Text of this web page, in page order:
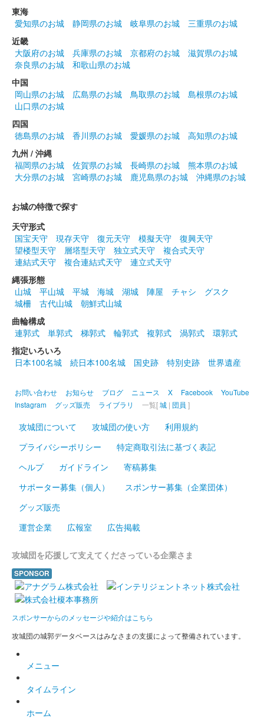
100枚限定
安中城 御城印 井伊家秋限定版
安中城 御城印 武田氏秋限定版
安中城 御城印
200枚限定
安中城 御城印
井伊家バージョンの御城印。
安中城 御城印
井伊家バージョンの御城印。赤色の特別印には井伊直勝は赤鬼の
安中城 御城印
武田家版
安中城 御城印 武田家版 特別印
武田家バージョンの御城印。特別版は背景色に銀色を使用。
安中城 御城印 令和八年夏限定版
安中城 御城印 令和八年夏限定版
安中城 御城印 令和八年 春限定版
安中城 御城印
販売終了
2025年6月7、8日に開催された群馬戦国御城印サミット2025に
て販売された御城印。
東海
愛知県のお城
静岡県のお城 岐阜県のお城
三重県のお城
近畿
大阪府のお城
兵庫県のお城 京都府のお城
滋賀県のお城
奈良県のお城
和歌山県のお城
中国
岡山県のお城
広島県のお城 鳥取県のお城
島根県のお城
山口県のお城
四国
徳島県のお城
香川県のお城 愛媛県のお城
高知県のお城
九州 / 沖縄
福岡県のお城
佐賀県のお城 長崎県のお城
熊本県のお城
大分県のお城
宮崎県のお城 鹿児島県のお城 沖縄県のお城
お城の特徴で探す
天守形式
国宝天守
現存天守 復元天守 模擬天守
復興天守
望楼型天守
層塔型天守 独立式天守
複合式天守
連結式天守
複合連結式天守
連立式天守
縄張形態
山城
平山城 平城 海城 湖城 陣屋 チャシ
グスク
城柵
古代山城
朝鮮式山城
曲輪構成
連郭式
単郭式 梯郭式 輪郭式 複郭式 渦郭式
環郭式
指定いろいろ
日本100名城
続日本100名城 国史跡 特別史跡 世界遺産
お問い合わせ お知らせ ブログ ニュース X Facebook
YouTube
Instagram
グッズ販売 ライブラリ 一覧[城 | 団員 ]
攻城団について 攻城団の使い方
利用規約
プライバシーポリシー
特定商取引法に基づく表記
ヘルプ
ガイドライン
寄稿募集
サポーター募集（個人）
スポンサー募集（企業団体）
グッズ販売
運営企業
広報室 広告掲載
攻城団を応援して支えてくださっている企業さま
SPONSOR
スポンサーからのメッセージや紹介はこちら
攻城団の城郭データベースはみなさまの支援によって整備されています。
メニュー
タイムライン
ホーム